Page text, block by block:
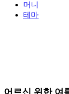
머니
테마
어르신 위한 여